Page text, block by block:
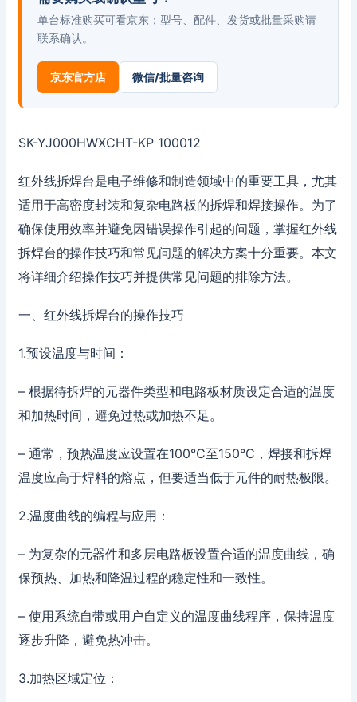
单台标准购买可看京东；型号、配件、发货或批量采购请
联系确认。
京东官方店 微信/批量咨询
SK-YJ000HWXCHT-KP 100012
红外线拆焊台是电子维修和制造领域中的重要工具，尤其
适用于高密度封装和复杂电路板的拆焊和焊接操作。为了
确保使用效率并避免因错误操作引起的问题，掌握红外线
拆焊台的操作技巧和常见问题的解决方案十分重要。本文
将详细介绍操作技巧并提供常见问题的排除方法。
一、红外线拆焊台的操作技巧
1.预设温度与时间：
– 根据待拆焊的元器件类型和电路板材质设定合适的温度
和加热时间，避免过热或加热不足。
– 通常，预热温度应设置在100°C至150°C，焊接和拆焊
温度应高于焊料的熔点，但要适当低于元件的耐热极限。
2.温度曲线的编程与应用：
– 为复杂的元器件和多层电路板设置合适的温度曲线，确
保预热、加热和降温过程的稳定性和一致性。
– 使用系统自带或用户自定义的温度曲线程序，保持温度
逐步升降，避免热冲击。
3.加热区域定位：